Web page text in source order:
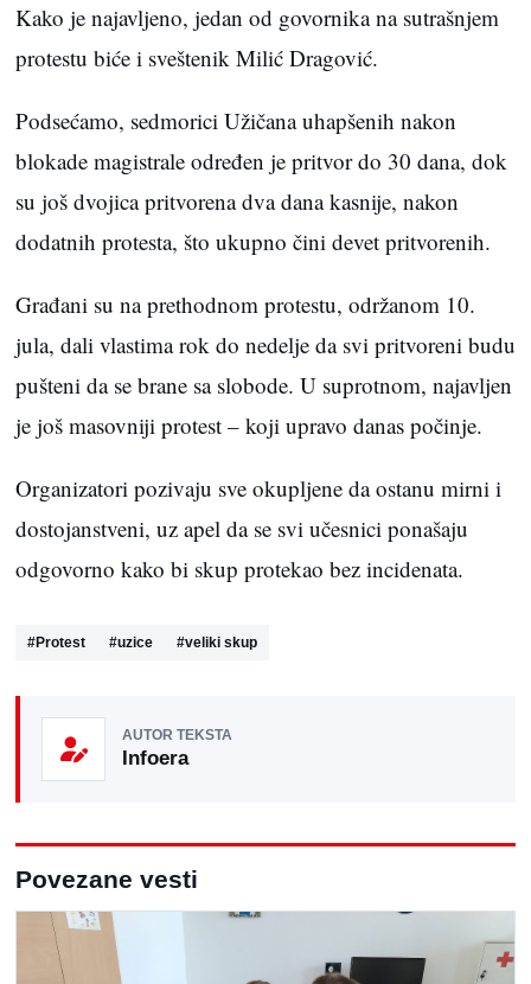
Kako je najavljeno, jedan od govornika na sutrašnjem
protestu biće i sveštenik Milić Dragović.
Podsećamo, sedmorici Užičana uhapšenih nakon
blokade magistrale određen je pritvor do 30 dana, dok
su još dvojica pritvorena dva dana kasnije, nakon
dodatnih protesta, što ukupno čini devet pritvorenih.
Građani su na prethodnom protestu, održanom 10.
jula, dali vlastima rok do nedelje da svi pritvoreni budu
pušteni da se brane sa slobode. U suprotnom, najavljen
je još masovniji protest – koji upravo danas počinje.
Organizatori pozivaju sve okupljene da ostanu mirni i
dostojanstveni, uz apel da se svi učesnici ponašaju
odgovorno kako bi skup protekao bez incidenata.
#Protest #uzice #veliki skup
AUTOR TEKSTA
Infoera
Povezane vesti